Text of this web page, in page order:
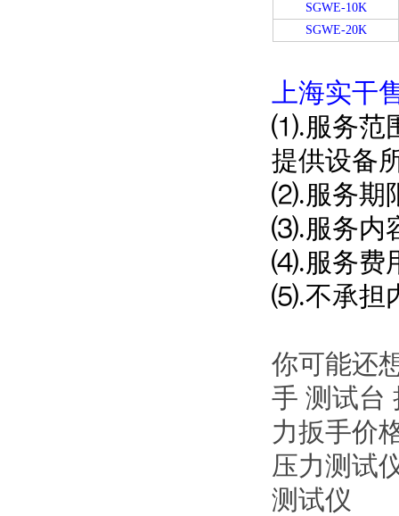
SGWE-10K
SGWE-20K
上海实干
⑴.服务范
提供设备
⑵.服务期
⑶.服务内
⑷.服务费
⑸.不承担
你可能还
手 测试台
力扳手价
压力测试
测试仪